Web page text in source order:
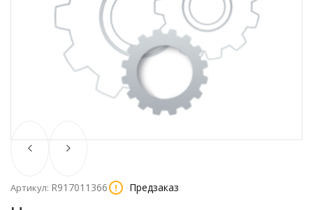
Артикул: R917011366 Предзаказ